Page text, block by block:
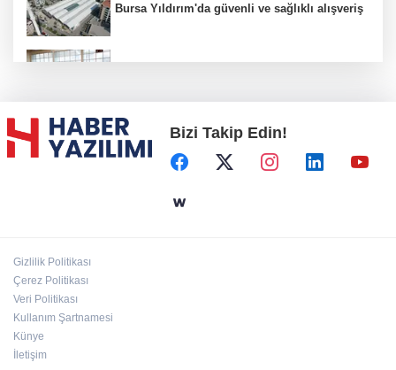
Bursa Yıldırım'da güvenli ve sağlıklı alışveriş
Başkent'in göletlerinde temizlik ve bakım
sürüyor
Bizi Takip Edin!
Gizlilik Politikası
Çerez Politikası
Veri Politikası
Kullanım Şartnamesi
Künye
İletişim